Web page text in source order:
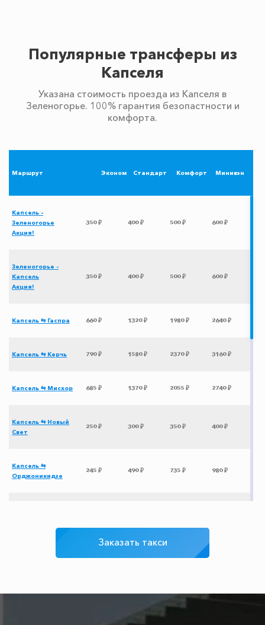
Популярные трансферы из
Капселя
Указана стоимость проезда из Капселя в
Зеленогорье. 100% гарантия безопастности и
комфорта.
Маршрут Эконом Стандарт Комфорт Минивэн
Капсель -
Зеленогорье
Акция!
350 ₽ 400 ₽ 500 ₽ 600 ₽
Зеленогорье -
Капсель
Акция!
350 ₽ 400 ₽ 500 ₽ 600 ₽
Капсель ⇆ Гаспра 660 ₽ 1320 ₽ 1980 ₽ 2640 ₽
Капсель ⇆ Керчь 790 ₽ 1580 ₽ 2370 ₽ 3160 ₽
Капсель ⇆ Мисхор 685 ₽ 1370 ₽ 2055 ₽ 2740 ₽
Капсель ⇆ Новый
Свет
250 ₽ 300 ₽ 350 ₽ 400 ₽
Капсель ⇆
Орджоникидзе
245 ₽ 490 ₽ 735 ₽ 980 ₽
2015 ₽ 4030 ₽ 6045 ₽ 8060 ₽
Заказать такси